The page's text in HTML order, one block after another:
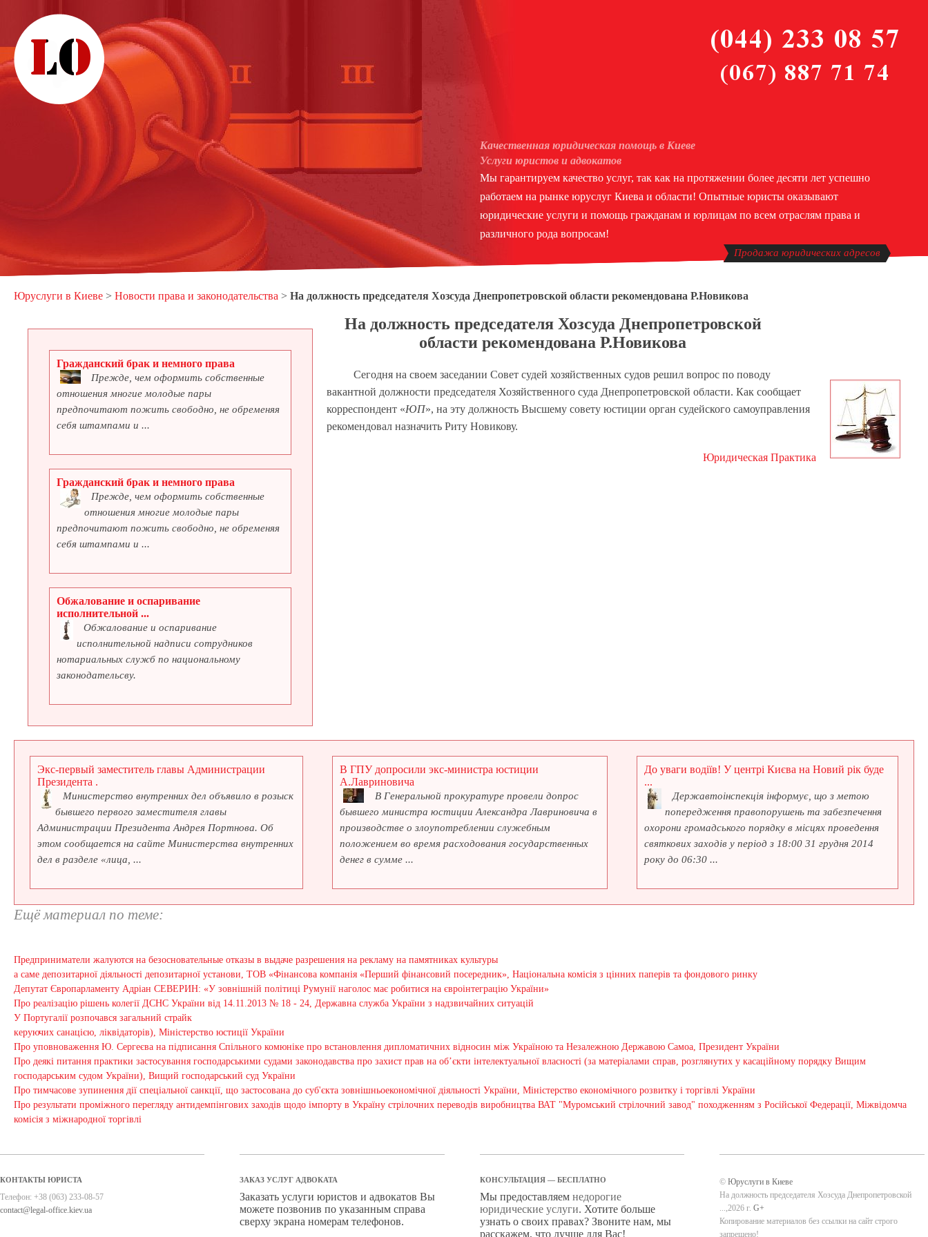
Качественная юридическая помощь в Киеве
Услуги юристов и адвокатов
Мы гарантируем качество услуг, так как на протяжении более десяти лет успешно
работаем на рынке юруслуг Киева и области! Опытные юристы оказывают
юридические услуги и помощь гражданам и юрлицам по всем отраслям права и
различного рода вопросам!
Продажа юридических адресов
Юруслуги в Киеве > Новости права и законодательства > На должность председателя Хозсуда Днепропетровской области рекомендована Р.Новикова
Гражданский брак и немного права
Прежде, чем оформить собственные
отношения многие молодые пары
предпочитают пожить свободно, не обременяя
себя штампами и ...
Гражданский брак и немного права
Прежде, чем оформить собственные
отношения многие молодые пары
предпочитают пожить свободно, не обременяя
себя штампами и ...
Обжалование и оспаривание
исполнительной ...
Обжалование и оспаривание
исполнительной надписи сотрудников
нотариальных служб по национальному
законодательсву.
На должность председателя Хозсуда Днепропетровской
области рекомендована Р.Новикова
Сегодня на своем заседании Совет судей хозяйственных судов решил вопрос по поводу
вакантной должности председателя Хозяйственного суда Днепропетровской области. Как сообщает
корреспондент «ЮП», на эту должность Высшему совету юстиции орган судейского самоуправления
рекомендовал назначить Риту Новикову.
Юридическая Практика
Экс-первый заместитель главы Администрации
Президента .
Министерство внутренних дел объявило в розыск
бывшего первого заместителя главы
Администрации Президента Андрея Портнова. Об
этом сообщается на сайте Министерства внутренних
дел в разделе «лица, ...
В ГПУ допросили экс-министра юстиции
А.Лавриновича
В Генеральной прокуратуре провели допрос
бывшего министра юстиции Александра Лавриновича в
производстве о злоупотреблении служебным
положением во время расходования государственных
денег в сумме ...
До уваги водіїв! У центрі Києва на Новий рік буде
...
Державтоінспекція інформує, що з метою
попередження правопорушень та забезпечення
охорони громадського порядку в місцях проведення
святкових заходів у період з 18:00 31 грудня 2014
року до 06:30 ...
Ещё материал по теме:
Предприниматели жалуются на безосновательные отказы в выдаче разрешения на рекламу на памятниках культуры
а саме депозитарної діяльності депозитарної установи, ТОВ «Фінансова компанія «Перший фінансовий посередник», Національна комісія з цінних паперів та фондового ринку
Депутат Європарламенту Адріан СЕВЕРИН: «У зовнішній політиці Румунії наголос має робитися на євроінтеграцію України»
Про реалізацію рішень колегії ДСНС України від 14.11.2013 № 18 - 24, Державна служба України з надзвичайних ситуацій
У Португалії розпочався загальний страйк
керуючих санацією, ліквідаторів), Міністерство юстиції України
Про уповноваження Ю. Сергеєва на підписання Спільного комюніке про встановлення дипломатичних відносин між Україною та Незалежною Державою Самоа, Президент України
Про деякі питання практики застосування господарськими судами законодавства про захист прав на об’єкти інтелектуальної власності (за матеріалами справ, розглянутих у касаційному порядку Вищим
господарським судом України), Вищий господарський суд України
Про тимчасове зупинення дії спеціальної санкції, що застосована до суб'єкта зовнішньоекономічної діяльності України, Міністерство економічного розвитку і торгівлі України
Про результати проміжного перегляду антидемпінгових заходів щодо імпорту в Україну стрілочних переводів виробництва ВАТ "Муромський стрілочний завод" походженням з Російської Федерації, Міжвідомча
комісія з міжнародної торгівлі
КОНТАКТЫ ЮРИСТА
Телефон: +38 (063) 233-08-57
contact@legal-office.kiev.ua
ЗАКАЗ УСЛУГ АДВОКАТА
Заказать услуги юристов и адвокатов Вы
можете позвонив по указанным справа
сверху экрана номерам телефонов.
КОНСУЛЬТАЦИЯ — БЕСПЛАТНО
Мы предоставляем недорогие
юридические услуги. Хотите больше
узнать о своих правах? Звоните нам, мы
расскажем, что лучше для Вас!
©Юруслуги в Киеве
На должность председателя Хозсуда Днепропетровской
...,2026 г.G+
Копирование материалов без ссылки на сайт строго
запрещено!